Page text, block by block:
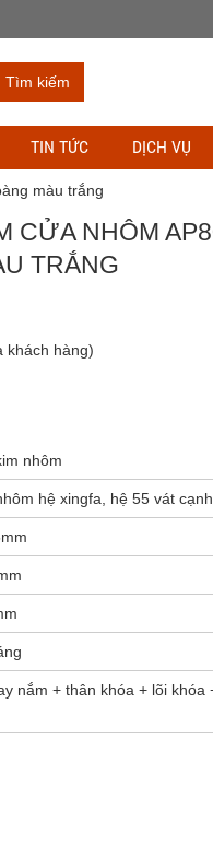
Tìm kiếm
TIN TỨC DỊCH VỤ
màu trắng
CỬA NHÔM
TRẮNG
khách hàng)
nhôm
hệ xingfa, hệ 55 vát
nắm + thân khóa + lõi khóa